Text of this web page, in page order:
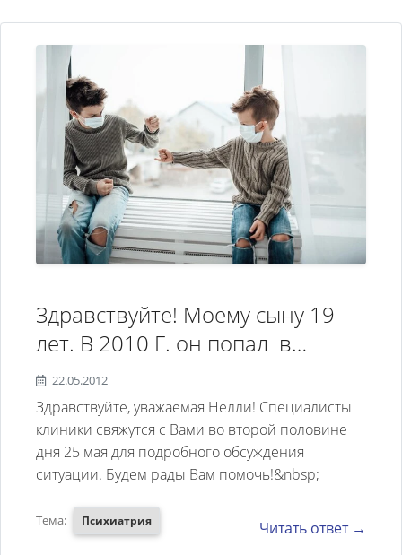
поведение: агрессия с его
стороны к родителям,
изменилось отношение к себе
- перестал за собой ухаживать,
спит при свете, в одежде не
раздеваясь и много других
странных поступков, которые он
совершает. Мне, матери,
очень больно видеть и
слышать всё это. Шесть
месяцев назад сын попал в
психиатрическую больницу, но
лучших результатов не стало,
он вышел ещё агрессивнее
по отношению к нам и стало
тяжелее с ним общаться.
Можно ли что-то изменить? На
общение не идёт.
Здравствуйте! Моему сыну 19
лет. В 2010 Г. он попал в
психоневрологический
диспансер на 4 месяца (дома
стало невозможно с ним жить –
провоцировал драки с
родителями, стал похо учиться,
пропускал занятия...). Первые 2
месяца больницы был ещё бодр
22.05.2012
Здравствуйте, уважаемая Нелли! Специалисты
клиники свяжутся с Вами во второй половине
дня 25 мая для подробного обсуждения
ситуации. Будем рады Вам помочь!&nbsp;
Тема: Психиатрия Читать ответ →